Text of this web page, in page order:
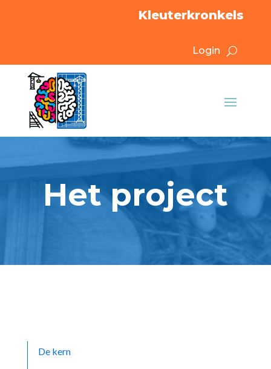
Kleuterkronkels
Login
Het project
De kern